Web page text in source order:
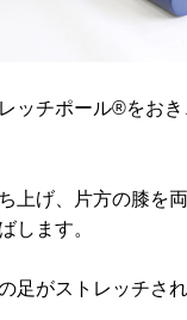
ッチポール®をお
上げ、片方の膝を
します。
足がストレッチされ